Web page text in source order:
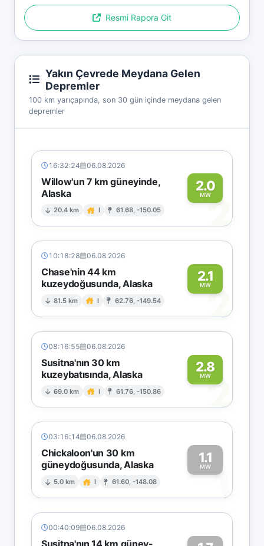
Resmi Rapora Git
Yakın Çevrede Meydana Gelen
Depremler
100 km yarıçapında, son 30 gün içinde meydana gelen
depremler
16:32:24 06.08.2026
Willow'un 7 km güneyinde,
Alaska
20.4 km I 61.68, -150.05
2.0
MW2
10:18:28 06.08.2026
Chase'nin 44 km
kuzeydoğusunda, Alaska
81.5 km I 62.76, -149.54
2.1
MW
2
08:16:55 06.08.2026
Susitna'nın 30 km
kuzeybatısında, Alaska
69.0 km I 61.76, -150.86
2.8
MW2
03:16:14 06.08.2026
Chickaloon'un 30 km
güneydoğusunda, Alaska
5.0 km I 61.60, -148.08
1.1
MW1
00:40:09 06.08.2026
Susitna'nın 14 km güney-